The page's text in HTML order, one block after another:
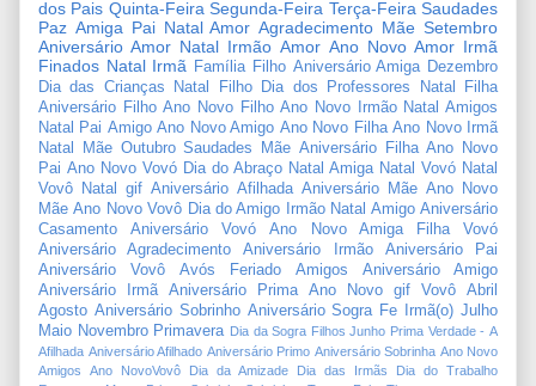
dos Pais Quinta-Feira Segunda-Feira Terça-Feira Saudades
Paz Amiga Pai Natal Amor Agradecimento Mãe Setembro
Aniversário Amor Natal Irmão Amor Ano Novo Amor Irmã
Finados Natal Irmã Família Filho Aniversário Amiga Dezembro
Dia das Crianças
Natal Filho Dia dos Professores
Natal Filha
Aniversário Filho Ano Novo Filho Ano Novo Irmão Natal Amigos
Natal Pai Amigo Ano Novo Amigo Ano Novo Filha Ano Novo Irmã
Natal Mãe Outubro Saudades Mãe Aniversário Filha Ano Novo
Pai Ano Novo Vovó Dia do Abraço Natal Amiga Natal Vovó Natal
Vovô
Natal gif Aniversário Afilhada Aniversário Mãe Ano Novo
Mãe Ano Novo Vovô Dia do Amigo Irmão Natal Amigo Aniversário
Casamento
Aniversário Vovó Ano Novo Amiga Filha
Vovó
Aniversário Agradecimento
Aniversário Irmão
Aniversário Pai
Aniversário Vovô
Avós Feriado Amigos
Aniversário Amigo
Aniversário Irmã
Aniversário Prima Ano Novo gif Vovô
Abril
Agosto Aniversário Sobrinho Aniversário Sogra Fe Irmã(o) Julho
Maio Novembro Primavera Dia da Sogra Filhos Junho Prima Verdade - A
Afilhada Aniversário Afilhado Aniversário Primo Aniversário Sobrinha Ano Novo
Amigos
Ano NovoVovô Dia da Amizade Dia das Irmãs
Dia do Trabalho